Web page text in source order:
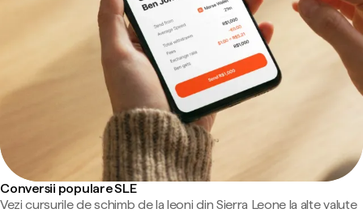
Conversii populare SLE
Vezi cursurile de schimb de la leoni din Sierra Leone la alte valute